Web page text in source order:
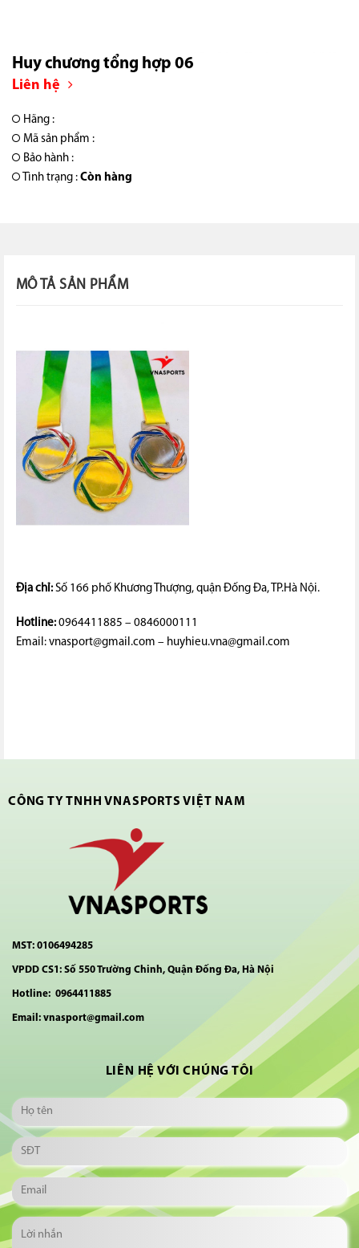
Huy chương tổng hợp 06
Liên hệ
Hãng :
Mã sản phẩm :
Bảo hành :
Tình trạng : Còn hàng
MÔ TẢ SẢN PHẨM
Địa chỉ: Số 166 phố Khương Thượng, quận Đống Đa, TP.Hà Nội.
Hotline: 0964411885 – 0846000111
Email: vnasport@gmail.com – huyhieu.vna@gmail.com
CÔNG TY TNHH VNASPORTS VIỆT NAM
MST: 0106494285
VPDD CS1: Số 550 Trường Chinh, Quận Đống Đa, Hà Nội
Hotline: 0964411885
Email: vnasport@gmail.com
LIÊN HỆ VỚI CHÚNG TÔI